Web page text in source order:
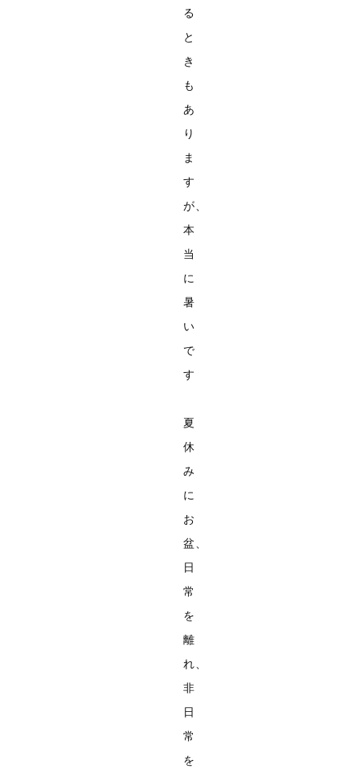
る
と
き
も
あ
り
ま
す
が、
本
当
に
暑
い
で
す
夏
休
み
に
お
盆、
日
常
を
離
れ、
非
日
常
を